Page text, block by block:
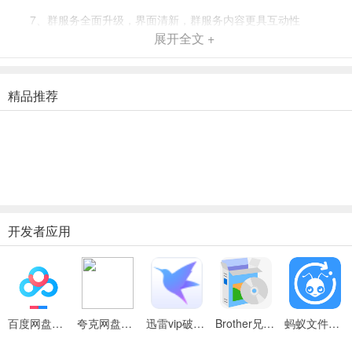
7、群服务全面升级，界面清新，群服务内容更具互动性
个性签名编辑功能，支持用户编辑自己的个性签名
消息管理器功能，帮助用户实时查收消息，可以删除已过期的消
息
好友分组功能，职业化给好友划分不同的组别，方便用户查找好
添加联系人功能，支持用户通过淘宝账号、手机号码以及淘信二
展开全文 +
精品推荐
开发者应用
百度网盘绿色免安装Pc电脑版 夸克网盘官方正式版 迅雷vip破解版永久会员2024版 Brother兄弟 MFC-8480DN多功能一体机ISIS驱动 蚂蚁文件（数据恢复大师）